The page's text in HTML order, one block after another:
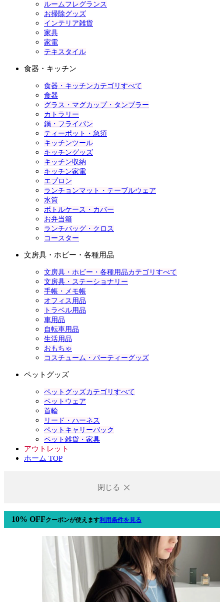
ルームフレグランス
お掃除グッズ
インテリア雑貨
家具
家電
テキスタイル
食器・キッチン
食器・キッチンカテゴリすべて
食器
グラス・マグカップ・タンブラー
カトラリー
鍋・フライパン
ティーポット・急須
キッチンツール
キッチングッズ
キッチン収納
キッチン家電
エプロン
ランチョンマット・テーブルウェア
水筒
ボトルケース・カバー
お弁当箱
ランチバッグ・クロス
コースター
文房具・ホビー・各種用品
文房具・ホビー・各種用品カテゴリすべて
文房具・ステーショナリー
手帳・メモ帳
オフィス用品
トラベル用品
車用品
自転車用品
生活用品
おもちゃ
コスチューム・パーティーグッズ
ペットグッズ
ペットグッズカテゴリすべて
ペットウェア
首輪
リード・ハーネス
ペットキャリーバック
ペット雑貨・家具
アウトレット
ホーム TOP
閉じる
10% OFFクーポンが使えます利用条件を見る